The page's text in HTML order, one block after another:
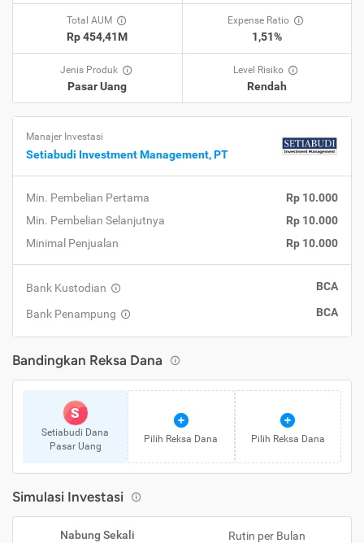
Total AUM
Rp 454,41M
Expense Ratio
1,51%
Jenis Produk
Pasar Uang
Level Risiko
Rendah
Manajer Investasi
Setiabudi Investment Management, PT
Min. Pembelian Pertama
Rp 10.000
Min. Pembelian Selanjutnya
Rp 10.000
Minimal Penjualan
Rp 10.000
Bank Kustodian BCA
Bank Penampung BCA
Bandingkan Reksa Dana
S
Setiabudi Dana
Pasar Uang
Pilih Reksa Dana Pilih Reksa Dana
Simulasi Investasi
Nabung Sekali Rutin per Bulan